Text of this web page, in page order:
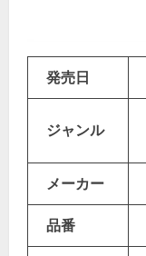
発売日
ジャンル
メーカー
品番